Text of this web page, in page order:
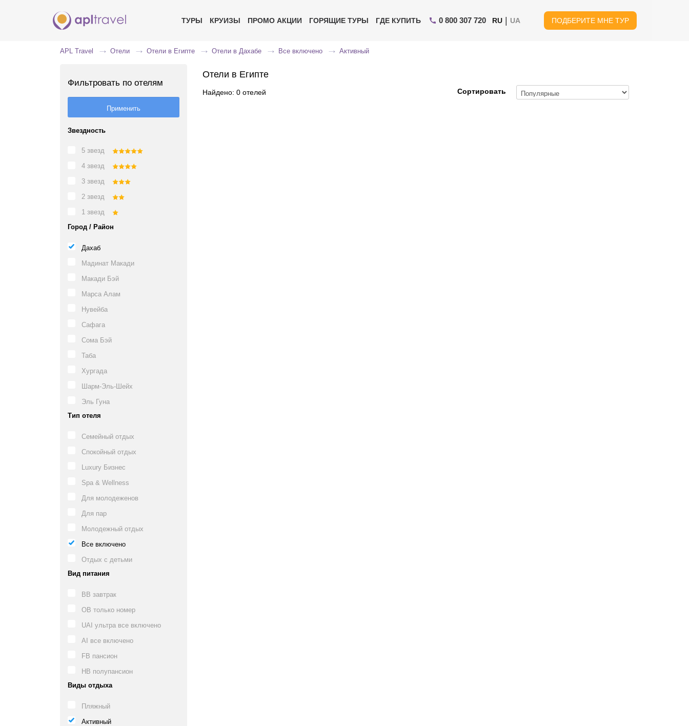
ТУРЫ КРУИЗЫ ПРОМО АКЦИИ ГОРЯЩИЕ ТУРЫ ГДЕ КУПИТЬ 0 800 307 720 RU | UA ПОДБЕРИТЕ МНЕ ТУР
APL Travel Отели Отели в Египте Отели в Дахабе Все включено Активный
Фильтровать по отелям
Звездность
5 звезд
4 звезд
3 звезд
2 звезд
1 звезд
Город / Район
Дахаб
Мадинат Макади
Макади Бэй
Марса Алам
Нувейба
Сафага
Сома Бэй
Таба
Хургада
Шарм-Эль-Шейх
Эль Гуна
Тип отеля
Семейный отдых
Спокойный отдых
Luxury Бизнес
Spa & Wellness
Для молодеженов
Для пар
Молодежный отдых
Все включено
Отдых с детьми
Вид питания
BB завтрак
OB только номер
UAI ультра все включено
AI все включено
FB пансион
HB полупансион
Виды отдыха
Пляжный
Активный
Отели в Египте
Найдено: 0 отелей Сортировать